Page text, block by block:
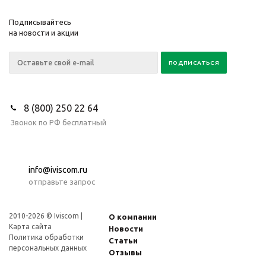
Подписывайтесь
на новости и акции
8 (800) 250 22 64
Звонок по РФ бесплатный
info@iviscom.ru
отправьте запрос
2010-2026 © Iviscom |
Карта сайта
Политика обработки
персональных данных
О компании
Новости
Статьи
Отзывы